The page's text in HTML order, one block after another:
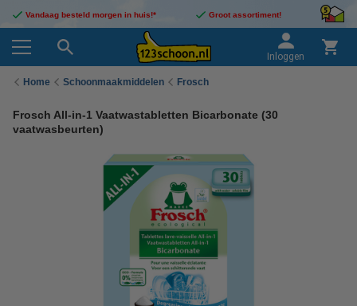
Vandaag besteld morgen in huis!* Groot assortiment!
Inloggen
Home Schoonmaakmiddelen Frosch
Frosch All-in-1 Vaatwastabletten Bicarbonate (30
vaatwasbeurten)